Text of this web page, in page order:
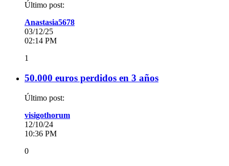
Último post:
Anastasia5678
03/12/25
02:14 PM
1
50.000 euros perdidos en 3 años
Último post:
visigothorum
12/10/24
10:36 PM
0